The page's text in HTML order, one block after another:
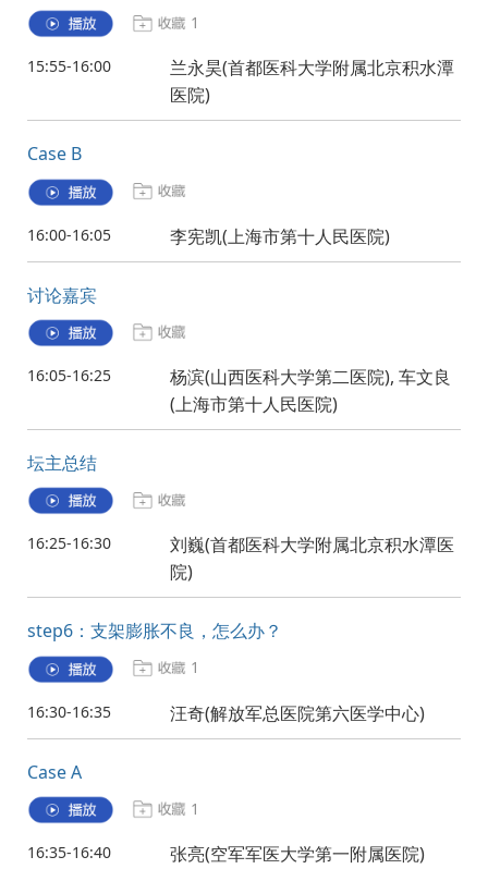
1
15:55-16:00
兰永昊(首都医科大学附属北京积水潭
医院)
Case B
16:00-16:05 李宪凯(上海市第十人民医院)
讨论嘉宾
16:05-16:25
杨滨(山西医科大学第二医院), 车文良
(上海市第十人民医院)
坛主总结
16:25-16:30
刘巍(首都医科大学附属北京积水潭医
院)
step6：支架膨胀不良，怎么办？
1
16:30-16:35 汪奇(解放军总医院第六医学中心)
Case A
1
16:35-16:40 张亮(空军军医大学第一附属医院)